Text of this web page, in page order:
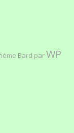
Bard parWP